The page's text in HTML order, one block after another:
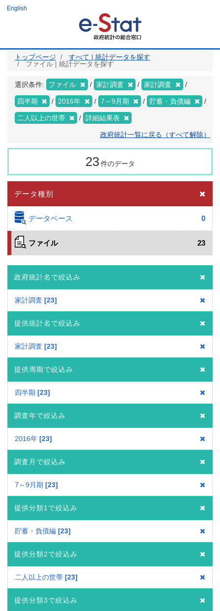
ツ
English
トップページ
すべて | 統計データを探す
ファイル | 統計データを探す
選択条件: ファイル 家計調査 家計調査
四半期 2016年 7～9月期 貯蓄・負債編
二人以上の世帯 詳細結果表
政府統計一覧に戻る（すべて解除）
23 件のデータ
データ種別
データベース 0
ファイル 23
政府統計名で絞込み
家計調査 23
提供統計名で絞込み
家計調査 23
提供周期で絞込み
四半期 23
調査年で絞込み
2016年 23
調査月で絞込み
7～9月期 23
提供分類1で絞込み
貯蓄・負債編 23
提供分類2で絞込み
二人以上の世帯 23
提供分類3で絞込み